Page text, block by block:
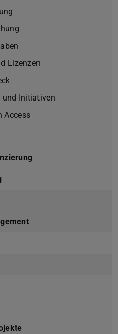
Lizenzen
Initiativen
Access